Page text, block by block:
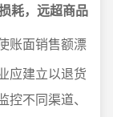
耗，远超商品
账面销售额漂
应建立以退货
不同渠道、